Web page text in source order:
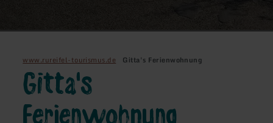
www.rureifel-tourismus.de Gitta's Ferienwohnung
Gitta's